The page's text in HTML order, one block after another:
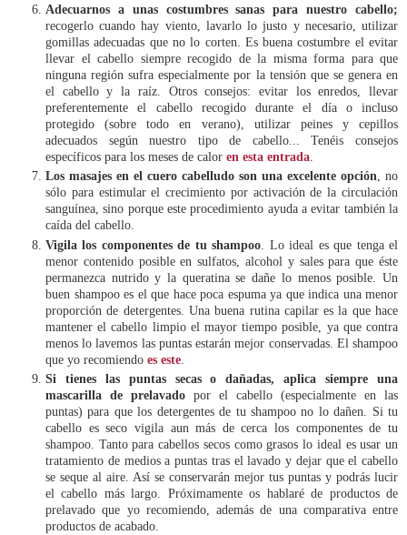
Adecuarnos a unas costumbres sanas para nuestro cabello;
recogerlo cuando hay viento, lavarlo lo justo y necesario, utilizar
gomillas adecuadas que no lo corten. Es buena costumbre el evitar
llevar el cabello siempre recogido de la misma forma para que
ninguna región sufra especialmente por la tensión que se genera en
el cabello y la raíz. Otros consejos: evitar los enredos, llevar
preferentemente el cabello recogido durante el día o incluso
protegido (sobre todo en verano), utilizar peines y cepillos
adecuados según nuestro tipo de cabello... Tenéis consejos
específicos para los meses de calor en esta entrada
Los masajes en el cuero cabelludo son una excelente opción , no
sólo para estimular el crecimiento por activación de la circulación
sanguínea, sino porque este procedimiento ayuda a evitar también la
caída del cabello.
Vigila los componentes de tu shampoo . Lo ideal es que tenga el
menor contenido posible en sulfatos, alcohol y sales para que éste
permanezca nutrido y la queratina se dañe lo menos posible. Un
buen shampoo es el que hace poca espuma ya que indica una menor
proporción de detergentes. Una buena rutina capilar es la que hace
mantener el cabello limpio el mayor tiempo posible, ya que contra
menos lo lavemos las puntas estarán mejor conservadas. El shampoo
que yo recomiendo es este
Si tienes las puntas secas o dañadas, aplica siempre una
mascarilla de prelavado por el cabello (especialmente en las
puntas) para que los detergentes de tu shampoo no lo dañen. Si tu
cabello es seco vigila aun más de cerca los componentes de tu
shampoo. Tanto para cabellos secos como grasos lo ideal es usar un
tratamiento de medios a puntas tras el lavado y dejar que el cabello
se seque al aire. Así se conservarán mejor tus puntas y podrás lucir
el cabello más largo. Próximamente os hablaré de productos de
prelavado que yo recomiendo, además de una comparativa entre
productos de acabado.